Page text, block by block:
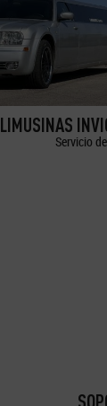
LIMUSINAS
Servicio